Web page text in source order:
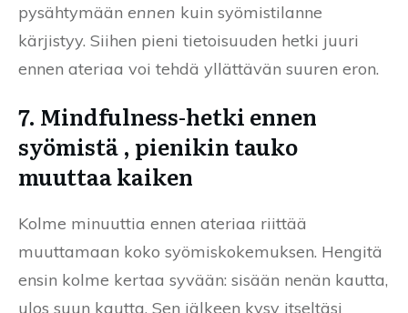
pysähtymään ennen kuin syömistilanne
kärjistyy. Siihen pieni tietoisuuden hetki juuri
ennen ateriaa voi tehdä yllättävän suuren eron.
7. Mindfulness-hetki ennen
syömistä , pienikin tauko
muuttaa kaiken
Kolme minuuttia ennen ateriaa riittää
muuttamaan koko syömiskokemuksen. Hengitä
ensin kolme kertaa syvään: sisään nenän kautta,
ulos suun kautta. Sen jälkeen kysy itseltäsi